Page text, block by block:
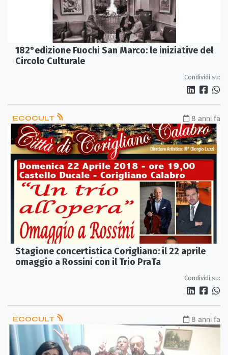
182°edizione Fuochi San Marco: le iniziative del
Circolo Culturale
Condividi su:
ECOCULT 8 anni fa
Stagione concertistica Corigliano: il 22 aprile
omaggio a Rossini con il Trio PraTa
Condividi su:
ECOCULT 8 anni fa